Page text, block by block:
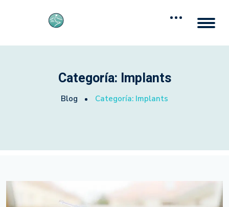
Categoría: Implants
Blog Categoría: Implants